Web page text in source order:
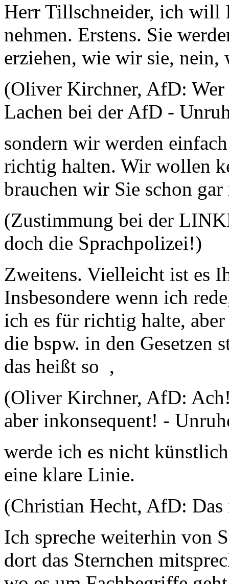
Herr Tillschneider, ich will
nehmen. Erstens. Sie
erziehen, wie wir sie, nein,
(Oliver Kirchner, AfD:
Lachen bei der AfD -
sondern wir werden
richtig halten. Wir wollen
brauchen wir Sie schon
(Zustimmung bei der
doch die Sprachpolizei!)
Zweitens. Vielleicht ist es
Insbesondere wenn ich
ich es für richtig halte,
die bspw. in den
das heißt so ,
(Oliver Kirchner, AfD:
aber inkonsequent! -
werde ich es nicht
eine klare Linie.
(Christian Hecht, AfD:
Ich spreche weiterhin von
dort das Sternchen